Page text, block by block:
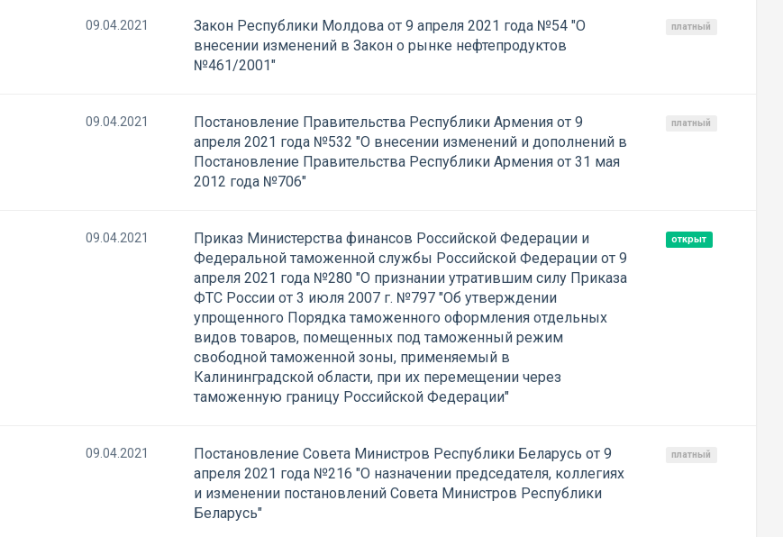
09.04.2021
Закон Республики Молдова от 9 апреля 2021 года №54 "О
внесении изменений в Закон о рынке нефтепродуктов
№461/2001"
платный
09.04.2021
Постановление Правительства Республики Армения от 9
апреля 2021 года №532 "О внесении изменений и дополнений в
Постановление Правительства Республики Армения от 31 мая
2012 года №706"
платный
09.04.2021
Приказ Министерства финансов Российской Федерации и
Федеральной таможенной службы Российской Федерации от 9
апреля 2021 года №280 "О признании утратившим силу Приказа
ФТС России от 3 июля 2007 г. №797 "Об утверждении
упрощенного Порядка таможенного оформления отдельных
видов товаров, помещенных под таможенный режим
свободной таможенной зоны, применяемый в
Калининградской области, при их перемещении через
таможенную границу Российской Федерации"
открыт
09.04.2021
Постановление Совета Министров Республики Беларусь от 9
апреля 2021 года №216 "О назначении председателя, коллегиях
и изменении постановлений Совета Министров Республики
Беларусь"
платный